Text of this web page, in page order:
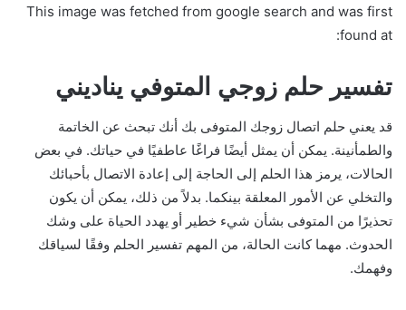
This image was fetched from google search and was first
found at:
تفسير حلم زوجي المتوفي يناديني
قد يعني حلم اتصال زوجك المتوفى بك أنك تبحث عن الخاتمة
والطمأنينة. يمكن أن يمثل أيضًا فراغًا عاطفيًا في حياتك. في بعض
الحالات، يرمز هذا الحلم إلى الحاجة إلى إعادة الاتصال بأحبائك
والتخلي عن الأمور المعلقة بينكما. بدلاً من ذلك، يمكن أن يكون
تحذيرًا من المتوفى بشأن شيء خطير أو يهدد الحياة على وشك
الحدوث. مهما كانت الحالة، من المهم تفسير الحلم وفقًا لسياقك
وفهمك.